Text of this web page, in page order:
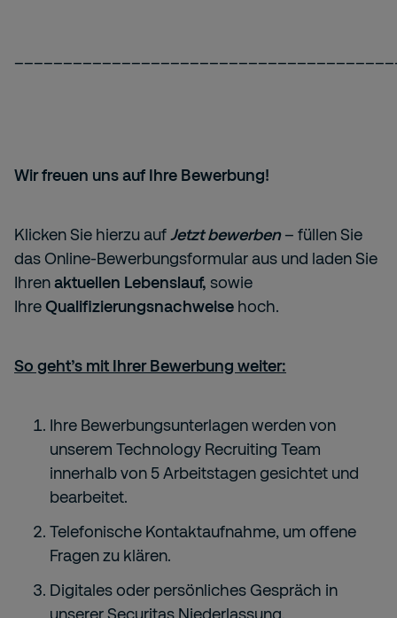
Wir freuen uns auf Ihre Bewerbung!
Klicken Sie hierzu auf Jetzt bewerben– füllen Sie
das Online-Bewerbungsformular aus und laden Sie
Ihrenaktuellen Lebenslauf, sowie
IhreQualifizierungsnachweise hoch.
So geht’s mit Ihrer Bewerbung weiter:
Ihre Bewerbungsunterlagen werden von
unserem Technology Recruiting Team
innerhalb von 5 Arbeitstagen gesichtet und
bearbeitet.
Telefonische Kontaktaufnahme, um offene
Fragen zu klären.
Digitales oder persönliches Gespräch in
unserer Securitas Niederlassung.